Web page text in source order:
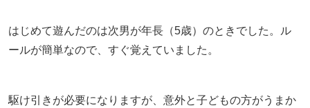
はじめて遊んだのは次男が年長（5歳）のときでした。ル
ールが簡単なので、すぐ覚えていました。
駆け引きが必要になりますが、意外と子どもの方がうまか